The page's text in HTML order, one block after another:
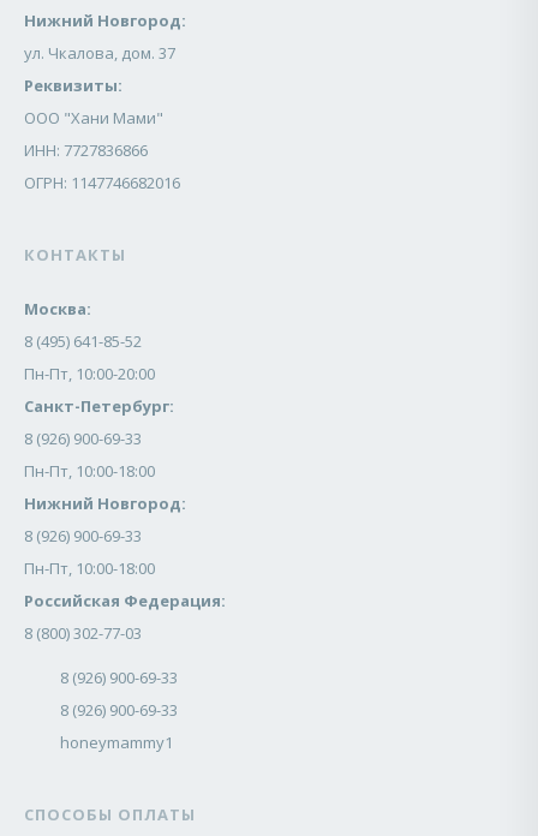
Нижний Новгород:
ул. Чкалова, дом. 37
Реквизиты:
ООО "Хани Мами"
ИНН: 7727836866
ОГРН: 1147746682016
КОНТАКТЫ
Москва:
8 (495) 641-85-52
Пн-Пт, 10:00-20:00
Санкт-Петербург:
8 (926) 900-69-33
Пн-Пт, 10:00-18:00
Нижний Новгород:
8 (926) 900-69-33
Пн-Пт, 10:00-18:00
Российская Федерация:
8 (800) 302-77-03
8 (926) 900-69-33
8 (926) 900-69-33
honeymammy1
СПОСОБЫ ОПЛАТЫ